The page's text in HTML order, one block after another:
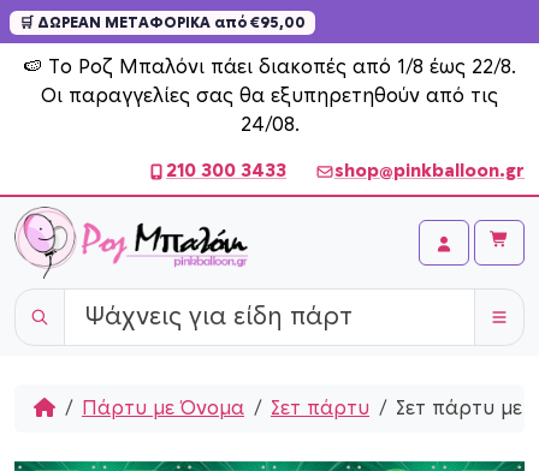
🛒 ΔΩΡΕΑΝ ΜΕΤΑΦΟΡΙΚΑ από €95,00
🍉 Το Ροζ Μπαλόνι πάει διακοπές από 1/8 έως 22/8.
Οι παραγγελίες σας θα εξυπηρετηθούν από τις
24/08.
Skip to content
210 300 3433 shop@pinkballoon.gr
Account
Cart
HomeΠάρτυ με Όνομα Σετ πάρτυ Σετ πάρτυ με